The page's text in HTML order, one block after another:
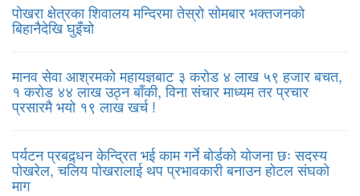
पोखरा क्षेत्रका शिवालय मन्दिरमा तेस्रो सोमबार भक्तजनको
बिहानैदेखि घुइँचो
मानव सेवा आश्रमको महायज्ञबाट ३ करोड ४ लाख ५९ हजार बचत,
१ करोड ४४ लाख उठ्न बाँकी, विना संचार माध्यम तर प्रचार
प्रसारमै भयो १९ लाख खर्च !
पर्यटन प्रबद्र्धन केन्द्रित भई काम गर्ने बोर्डको योजना छः सदस्य
पोखरेल, चलिय पोखरालाई थप प्रभावकारी बनाउन होटल संघको
माग